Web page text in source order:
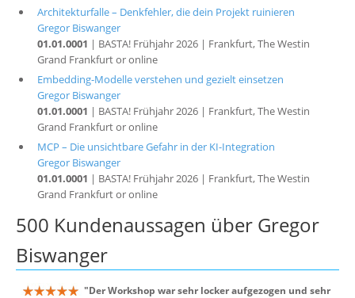
Architekturfalle – Denkfehler, die dein Projekt ruinieren
Gregor Biswanger
01.01.0001 | BASTA! Frühjahr 2026 | Frankfurt, The Westin
Grand Frankfurt or online
Embedding-Modelle verstehen und gezielt einsetzen
Gregor Biswanger
01.01.0001 | BASTA! Frühjahr 2026 | Frankfurt, The Westin
Grand Frankfurt or online
MCP – Die unsichtbare Gefahr in der KI-Integration
Gregor Biswanger
01.01.0001 | BASTA! Frühjahr 2026 | Frankfurt, The Westin
Grand Frankfurt or online
500 Kundenaussagen über Gregor
Biswanger
"Der Workshop war sehr locker aufgezogen und sehr